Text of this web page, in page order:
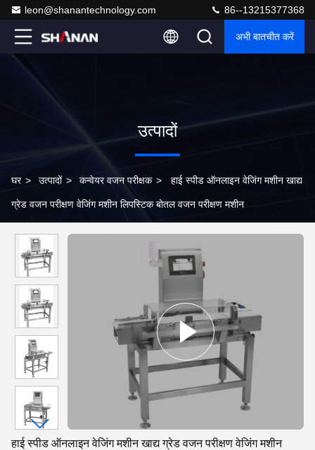
leon@shanantechnology.com 86--13215377368
अभी बातचीत करें
उत्पादों
घर > उत्पादों > कन्वेयर वजन परीक्षक > हाई स्पीड ऑनलाइन वेजिंग मशीन खाद्य
ग्रेड वजन परीक्षण वेजिंग मशीन लिपस्टिक बोतल वजन परीक्षण मशीन
हाई स्पीड ऑनलाइन वेजिंग मशीन खाद्य ग्रेड वजन परीक्षण वेजिंग मशीन